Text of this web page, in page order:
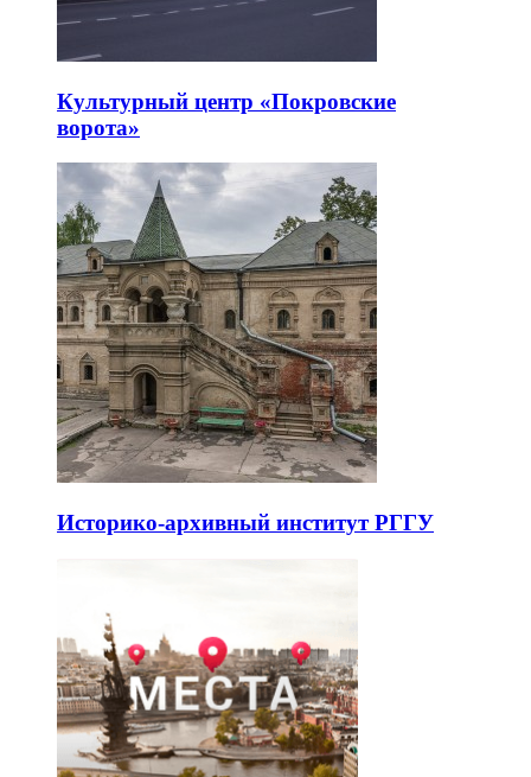
Культурный центр «Покровские
ворота»
Историко-архивный институт РГГУ